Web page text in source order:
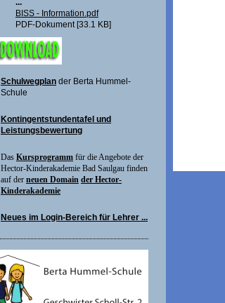
...
BISS - Information.pdf
PDF-Dokument [33.1 KB]
Schulwegplan der Berta Hummel-
Schule
Kontingentstundentafel und
Leistungsbewertung
Das Kursprogramm für die Angebote der
Hector-Kinderakademie Bad Saulgau finden
auf der neuen Domain der Hector-
Kinderakademie
Neues im Login-Bereich für Lehrer ...